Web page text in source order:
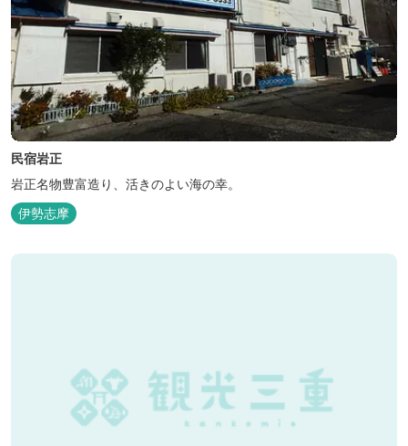
民宿岩正
岩正名物豊富造り、活きのよい海の幸。
伊勢志摩